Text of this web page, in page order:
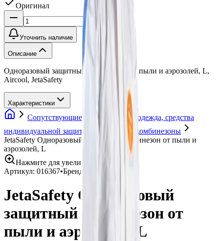
Оригинал
Уточнить наличие
Описание
Одноразовый защитный комбинезон от пыли и аэрозолей, L,
Aircool, JetaSafety
Характеристики
Сопутствующие товары
Спецодежда, средства
индивидуальной защиты
Защитные комбинезоны
JetaSafety Одноразовый защитный комбинезон от пыли и
аэрозолей, L
Нажмите для увеличения
Артикул: 016367•Бренд:
JetaSafety Одноразовый
защитный комбинезон от
пыли и аэрозолей, L